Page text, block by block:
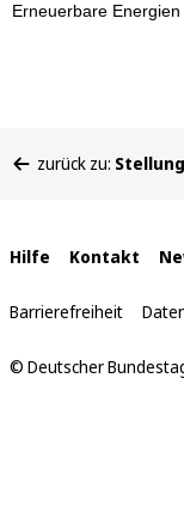
Erneuerbare Energien
befinden
zurück zu:
Interne
Links
Hilfe Kontakt
Barrierefreiheit
© Deutscher